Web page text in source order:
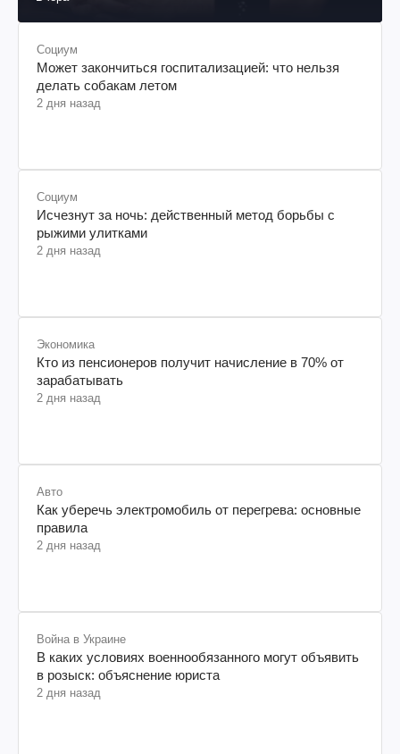
Социум
Может закончиться госпитализацией: что нельзя
делать собакам летом
2 дня назад
Социум
Исчезнут за ночь: действенный метод борьбы с
рыжими улитками
2 дня назад
Экономика
Кто из пенсионеров получит начисление в 70% от
зарабатывать
2 дня назад
Авто
Как уберечь электромобиль от перегрева: основные
правила
2 дня назад
Война в Украине
В каких условиях военнообязанного могут объявить
в розыск: объяснение юриста
2 дня назад